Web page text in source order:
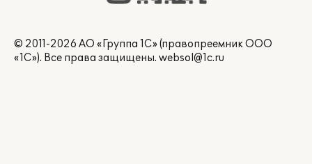
© 2011-2026 АО «Группа 1С» (правопреемник ООО
«1С»). Все права защищены. websol@1c.ru